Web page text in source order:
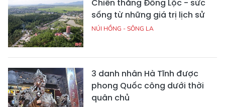
Chiến thắng Đồng Lộc - sức
sống từ những giá trị lịch sử
NÚI HỒNG - SÔNG LA
3 danh nhân Hà Tĩnh được
phong Quốc công dưới thời
quân chủ